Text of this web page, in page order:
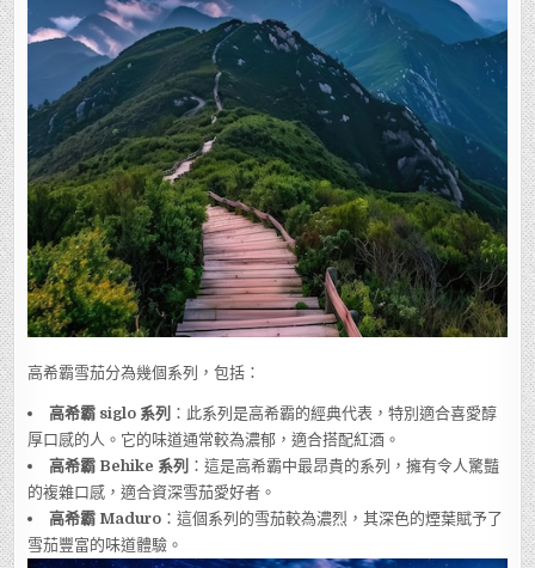
高希霸雪茄分為幾個系列，包括：
高希霸 siglo 系列 ：此系列是高希霸的經典代表，特別適合喜愛醇
厚口感的人。它的味道通常較為濃郁，適合搭配紅酒。
高希霸 Behike 系列 ：這是高希霸中最昂貴的系列，擁有令人驚豔
的複雜口感，適合資深雪茄愛好者。
高希霸 Maduro ：這個系列的雪茄較為濃烈，其深色的煙葉賦予了
雪茄豐富的味道體驗。